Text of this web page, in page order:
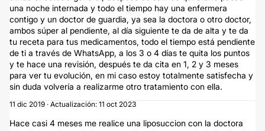
una noche internada y todo el tiempo hay una enfermera
contigo y un doctor de guardia, ya sea la doctora o otro doctor,
ambos súper al pendiente, al día siguiente te da de alta y te da
tu receta para tus medicamentos, todo el tiempo está pendiente
de ti a través de WhatsApp, a los 3 o 4 días te quita los puntos
y te hace una revisión, después te da cita en 1, 2 y 3 meses
para ver tu evolución, en mi caso estoy totalmente satisfecha y
sin duda volvería a realizarme otro tratamiento con ella.
11 dic 2019 · Actualización: 11 oct 2023
Hace casi 4 meses me realice una liposuccion con la doctora